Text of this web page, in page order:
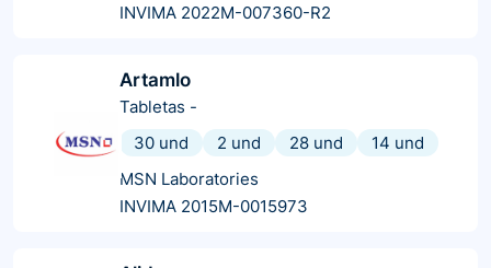
INVIMA 2022M-007360-R2
Artamlo
Tabletas -
30 und
2 und 28 und
14 und
MSN Laboratories
INVIMA 2015M-0015973